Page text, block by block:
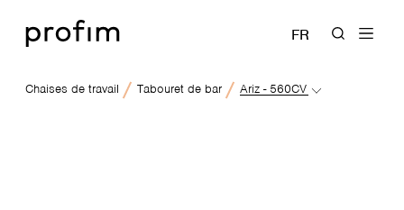
FR
Chaises de travail Tabouret de bar Ariz - 560CV